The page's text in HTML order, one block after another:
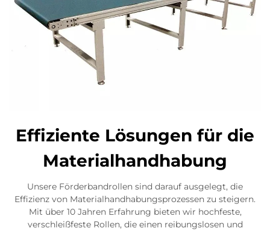
Effiziente Lösungen für die
Materialhandhabung
Unsere Förderbandrollen sind darauf ausgelegt, die
Effizienz von Materialhandhabungsprozessen zu steigern.
Mit über 10 Jahren Erfahrung bieten wir hochfeste,
verschleißfeste Rollen, die einen reibungslosen und